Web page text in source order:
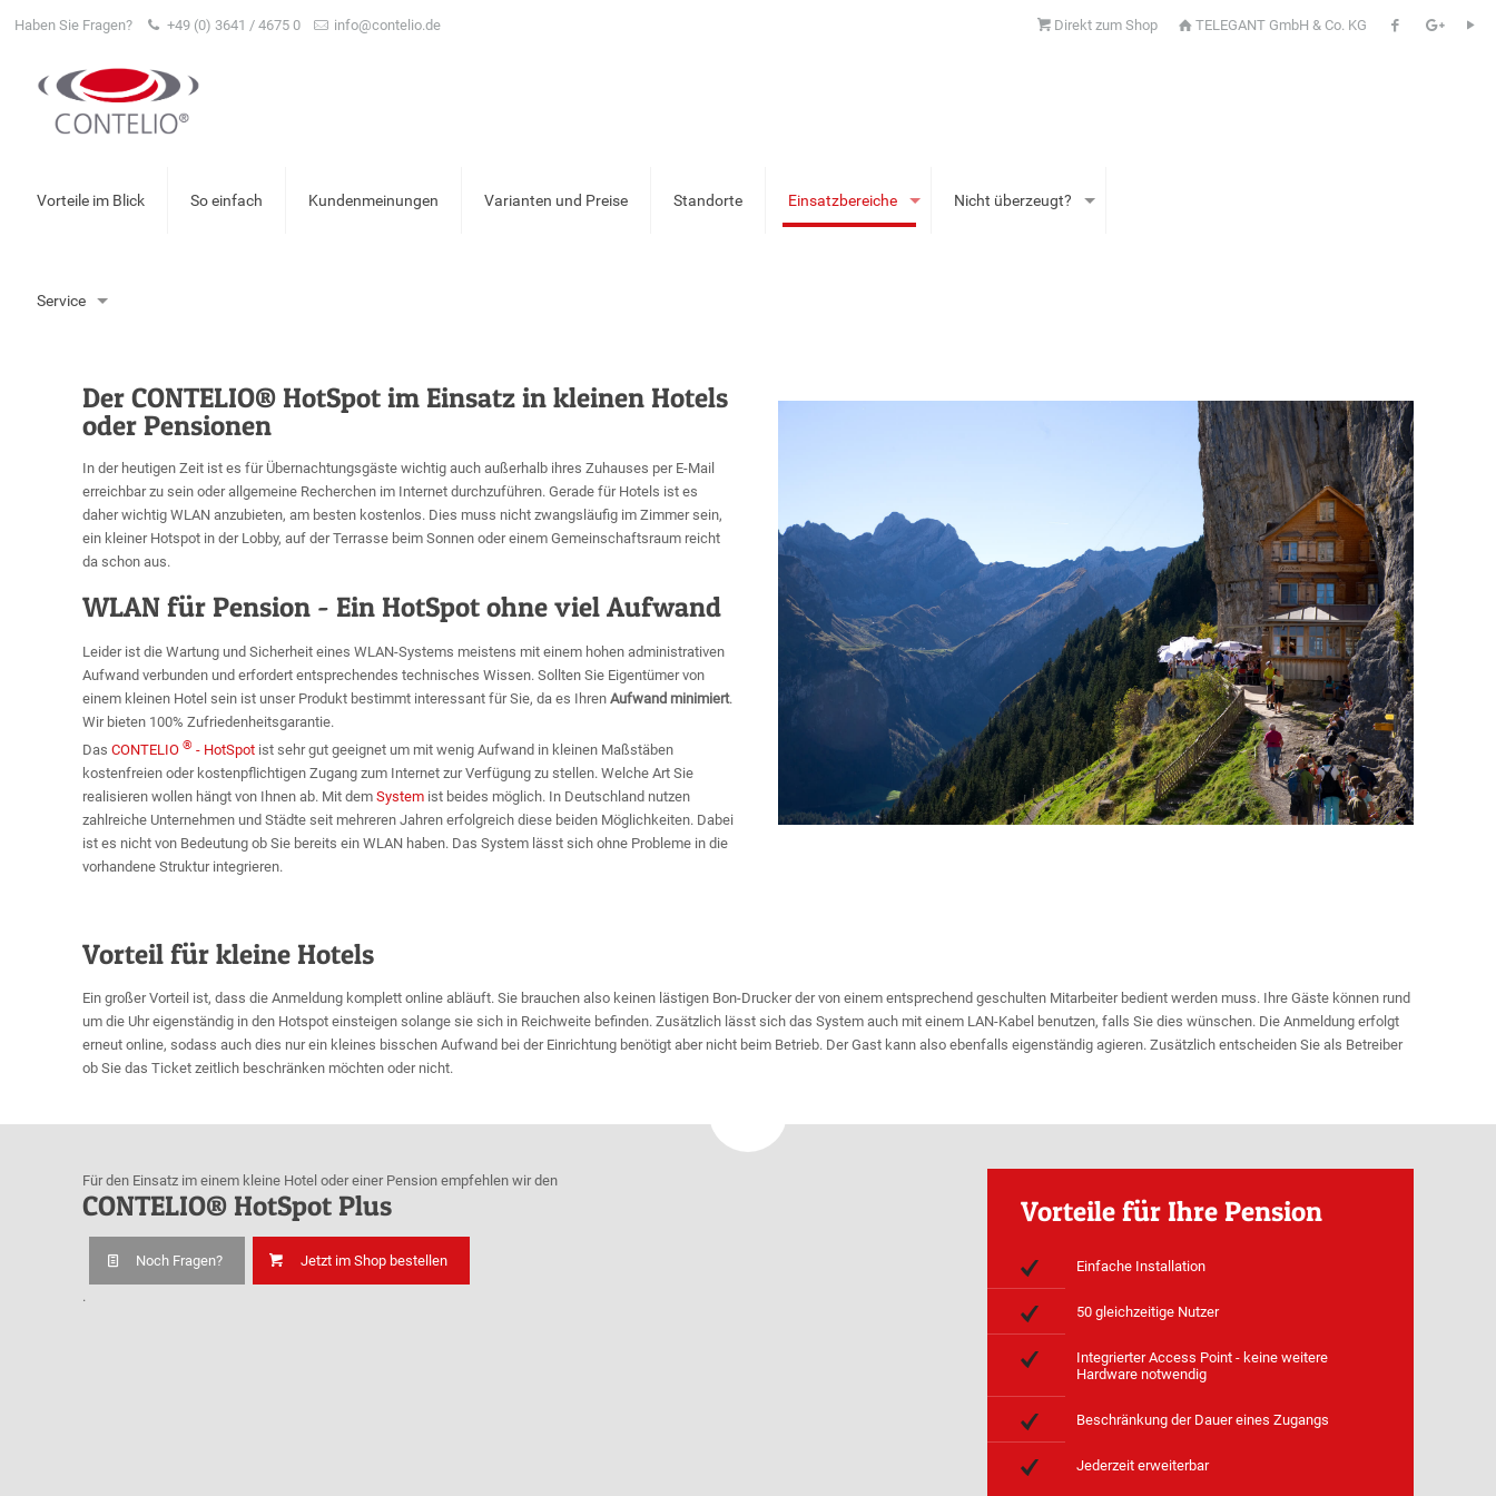
Haben Sie Fragen? +49 (0) 3641 / 4675 0 info@contelio.de Direkt zum Shop TELEGANT GmbH & Co. KG
Vorteile im Blick So einfach Kundenmeinungen Varianten und Preise Standorte Einsatzbereiche Nicht überzeugt?
Service
Der CONTELIO® HotSpot im Einsatz in kleinen Hotels
oder Pensionen
In der heutigen Zeit ist es für Übernachtungsgäste wichtig auch außerhalb ihres Zuhauses per E-Mail
erreichbar zu sein oder allgemeine Recherchen im Internet durchzuführen. Gerade für Hotels ist es
daher wichtig WLAN anzubieten, am besten kostenlos. Dies muss nicht zwangsläufig im Zimmer sein,
ein kleiner Hotspot in der Lobby, auf der Terrasse beim Sonnen oder einem Gemeinschaftsraum reicht
da schon aus.
WLAN für Pension - Ein HotSpot ohne viel Aufwand
Leider ist die Wartung und Sicherheit eines WLAN-Systems meistens mit einem hohen administrativen
Aufwand verbunden und erfordert entsprechendes technisches Wissen. Sollten Sie Eigentümer von
einem kleinen Hotel sein ist unser Produkt bestimmt interessant für Sie, da es IhrenAufwand minimiert.
Wir bieten 100% Zufriedenheitsgarantie.
DasCONTELIO® - HotSpot ist sehr gut geeignet um mit wenig Aufwand in kleinen Maßstäben
kostenfreien oder kostenpflichtigen Zugang zum Internet zur Verfügung zu stellen. Welche Art Sie
realisieren wollen hängt von Ihnen ab. Mit demSystem ist beides möglich. In Deutschland nutzen
zahlreiche Unternehmen und Städte seit mehreren Jahren erfolgreich diese beiden Möglichkeiten. Dabei
ist es nicht von Bedeutung ob Sie bereits ein WLAN haben. Das System lässt sich ohne Probleme in die
vorhandene Struktur integrieren.
Vorteil für kleine Hotels
Ein großer Vorteil ist, dass die Anmeldung komplett online abläuft. Sie brauchen also keinen lästigen Bon-Drucker der von einem entsprechend geschulten Mitarbeiter bedient werden muss. Ihre Gäste können rund
um die Uhr eigenständig in den Hotspot einsteigen solange sie sich in Reichweite befinden. Zusätzlich lässt sich das System auch mit einem LAN-Kabel benutzen, falls Sie dies wünschen. Die Anmeldung erfolgt
erneut online, sodass auch dies nur ein kleines bisschen Aufwand bei der Einrichtung benötigt aber nicht beim Betrieb. Der Gast kann also ebenfalls eigenständig agieren. Zusätzlich entscheiden Sie als Betreiber
ob Sie das Ticket zeitlich beschränken möchten oder nicht.
Für den Einsatz im einem kleine Hotel oder einer Pension empfehlen wir den
CONTELIO® HotSpot Plus
.
Noch Fragen? Jetzt im Shop bestellen
Vorteile für Ihre Pension
Einfache Installation
50 gleichzeitige Nutzer
Integrierter Access Point - keine weitere
Hardware notwendig
Beschränkung der Dauer eines Zugangs
Jederzeit erweiterbar